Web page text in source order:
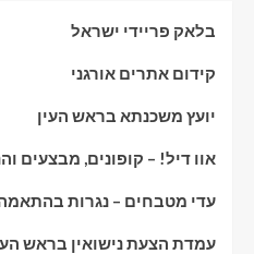
בלאק פריידי ישראל
קידום אתרים אורגני
יועץ משכנתא בראש העין
אוו דיל! – קופונים, מבצעים
עדי מטבחים – נגרות
עמדת הצעת נישואין בראש